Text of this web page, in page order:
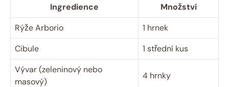
Ingredience
Množství
Rýže Arborio
1 hrnek
Cibule
1 střední kus
Vývar (zeleninový nebo
masový)
4 hrnky